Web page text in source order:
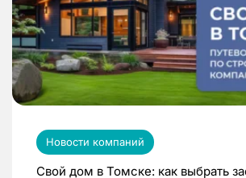
Новости компаний
Свой дом в Томске: как выбрать